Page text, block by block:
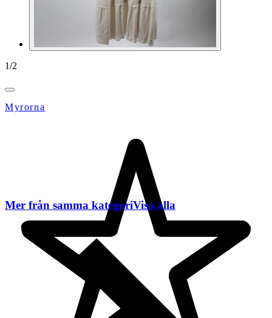
1/2
Myrorna
Mer från samma kategoriVisa alla